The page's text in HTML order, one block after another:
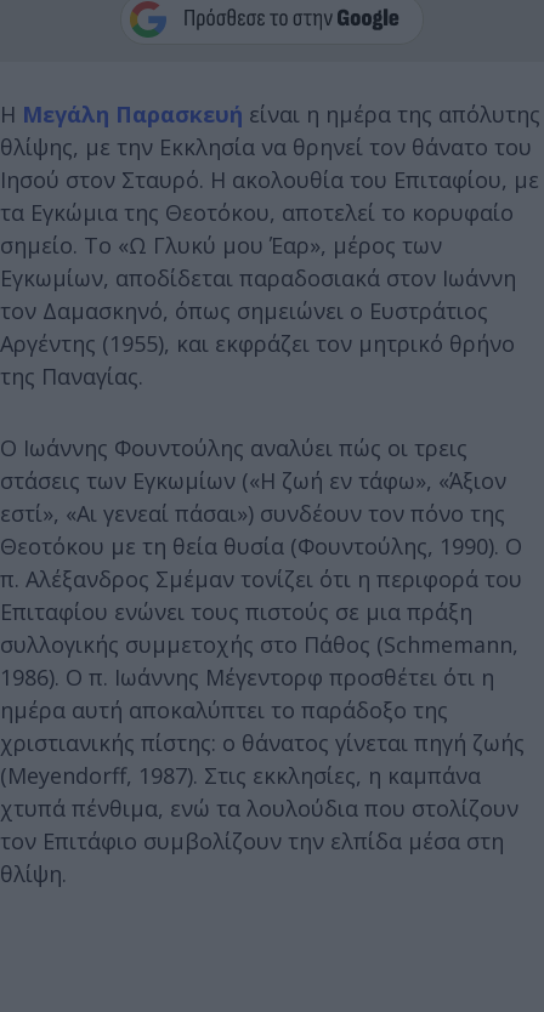
Η Μεγάλη Παρασκευή είναι η ημέρα της απόλυτης
θλίψης, με την Εκκλησία να θρηνεί τον θάνατο του
Ιησού στον Σταυρό. Η ακολουθία του Επιταφίου, με
τα Εγκώμια της Θεοτόκου, αποτελεί το κορυφαίο
σημείο. Το «Ω Γλυκύ μου Έαρ», μέρος των
Εγκωμίων, αποδίδεται παραδοσιακά στον Ιωάννη
τον Δαμασκηνό, όπως σημειώνει ο Ευστράτιος
Αργέντης (1955), και εκφράζει τον μητρικό θρήνο
της Παναγίας.
Ο Ιωάννης Φουντούλης αναλύει πώς οι τρεις
στάσεις των Εγκωμίων («Η ζωή εν τάφω», «Άξιον
εστί», «Αι γενεαί πάσαι») συνδέουν τον πόνο της
Θεοτόκου με τη θεία θυσία (Φουντούλης, 1990). Ο
π. Αλέξανδρος Σμέμαν τονίζει ότι η περιφορά του
Επιταφίου ενώνει τους πιστούς σε μια πράξη
συλλογικής συμμετοχής στο Πάθος (Schmemann,
1986). Ο π. Ιωάννης Μέγεντορφ προσθέτει ότι η
ημέρα αυτή αποκαλύπτει το παράδοξο της
χριστιανικής πίστης: ο θάνατος γίνεται πηγή ζωής
(Meyendorff, 1987). Στις εκκλησίες, η καμπάνα
χτυπά πένθιμα, ενώ τα λουλούδια που στολίζουν
τον Επιτάφιο συμβολίζουν την ελπίδα μέσα στη
θλίψη.